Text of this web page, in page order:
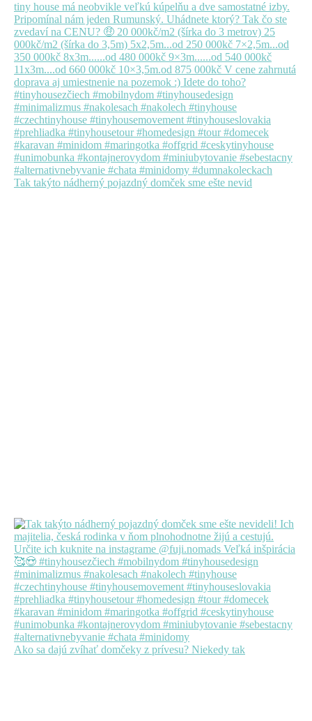
Tak takýto nádherný pojazdný domček sme ešte nevid
Ako sa dajú zvíhať domčeky z prívesu? Niekedy tak